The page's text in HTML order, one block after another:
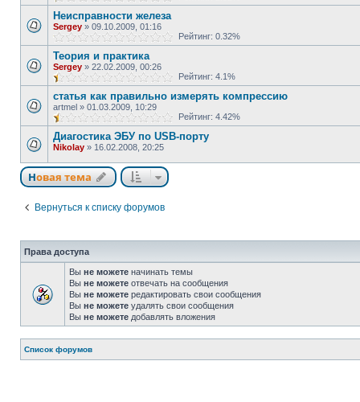
Неисправности железа
Sergey » 09.10.2009, 01:16
Рейтинг: 0.32%
Теория и практика
Sergey » 22.02.2009, 00:26
Рейтинг: 4.1%
статья как правильно измерять компрессию
artmel » 01.03.2009, 10:29
Рейтинг: 4.42%
Диагостика ЭБУ по USB-порту
Nikolay » 16.02.2008, 20:25
Новая тема
Вернуться к списку форумов
Права доступа
Вы не можете начинать темы
Вы не можете отвечать на сообщения
Вы не можете редактировать свои сообщения
Вы не можете удалять свои сообщения
Вы не можете добавлять вложения
Список форумов